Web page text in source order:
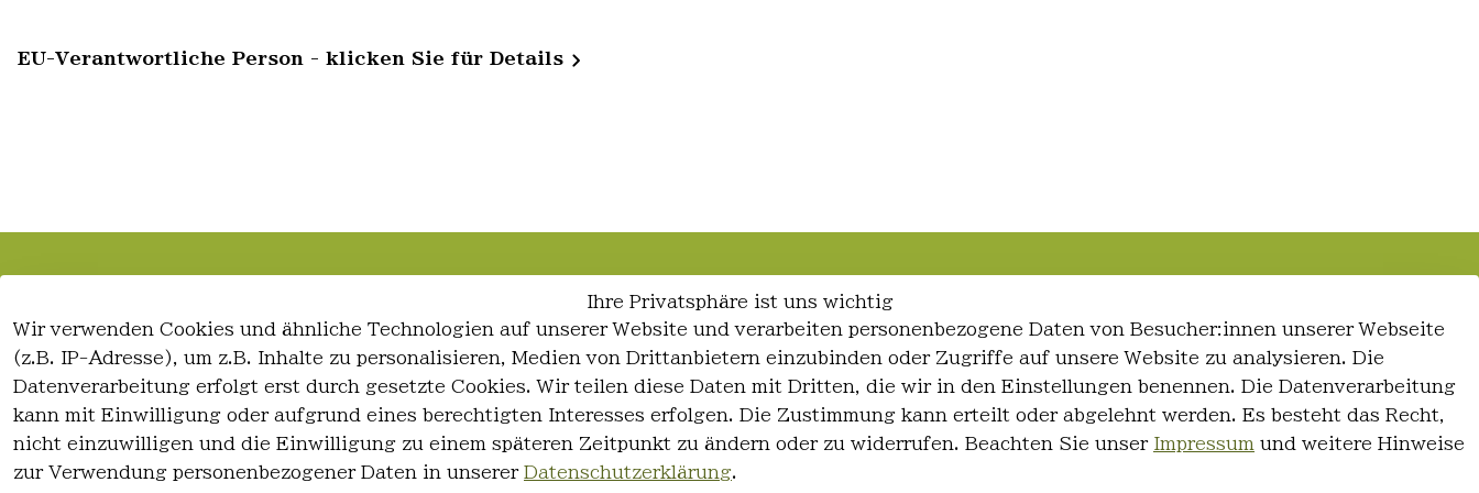
EU-Verantwortliche Person - klicken Sie für Details
Ihre Privatsphäre ist uns wichtig
Wir verwenden Cookies und ähnliche Technologien auf unserer Website und verarbeiten personenbezogene Daten von Besucher:innen unserer Webseite
(z.B. IP-Adresse), um z.B. Inhalte zu personalisieren, Medien von Drittanbietern einzubinden oder Zugriffe auf unsere Website zu analysieren. Die
Datenverarbeitung erfolgt erst durch gesetzte Cookies. Wir teilen diese Daten mit Dritten, die wir in den Einstellungen benennen. Die Datenverarbeitung
kann mit Einwilligung oder aufgrund eines berechtigten Interesses erfolgen. Die Zustimmung kann erteilt oder abgelehnt werden. Es besteht das Recht,
nicht einzuwilligen und die Einwilligung zu einem späteren Zeitpunkt zu ändern oder zu widerrufen. Beachten Sie unser Impressum und weitere Hinweise
zur Verwendung personenbezogener Daten in unserer Datenschutzerklärung.
AGB
Impressum
Datenschutzerklärung
Widerrufsrecht
Kontakt
Registrieren